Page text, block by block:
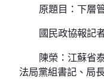
原題目：下層
國民政協報記
陳榮：江蘇省
法局黨組書記、局